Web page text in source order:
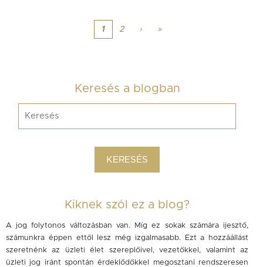
1 2 › »
Keresés a blogban
Kiknek szól ez a blog?
A jog folytonos változásban van. Míg ez sokak számára ijesztő,
számunkra éppen ettől lesz még izgalmasabb. Ezt a hozzáállást
szeretnénk az üzleti élet szereplőivel, vezetőkkel, valamint az
üzleti jog iránt spontán érdeklődőkkel megosztani rendszeresen